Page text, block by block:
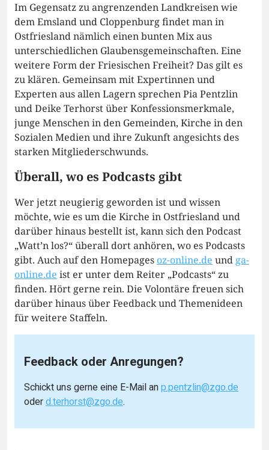
Im Gegensatz zu angrenzenden Landkreisen wie
dem Emsland und Cloppenburg findet man in
Ostfriesland nämlich einen bunten Mix aus
unterschiedlichen Glaubensgemeinschaften. Eine
weitere Form der Friesischen Freiheit? Das gilt es
zu klären. Gemeinsam mit Expertinnen und
Experten aus allen Lagern sprechen Pia Pentzlin
und Deike Terhorst über Konfessionsmerkmale,
junge Menschen in den Gemeinden, Kirche in den
Sozialen Medien und ihre Zukunft angesichts des
starken Mitgliederschwunds.
Überall, wo es Podcasts gibt
Wer jetzt neugierig geworden ist und wissen
möchte, wie es um die Kirche in Ostfriesland und
darüber hinaus bestellt ist, kann sich den Podcast
„Watt’n los?“ überall dort anhören, wo es Podcasts
gibt. Auch auf den Homepages oz-online.de und ga-
online.de ist er unter dem Reiter „Podcasts“ zu
finden. Hört gerne rein. Die Volontäre freuen sich
darüber hinaus über Feedback und Themenideen
für weitere Staffeln.
Feedback oder Anregungen?
Schickt uns gerne eine E-Mail anp.pentzlin@zgo.de
oderd.terhorst@zgo.de.